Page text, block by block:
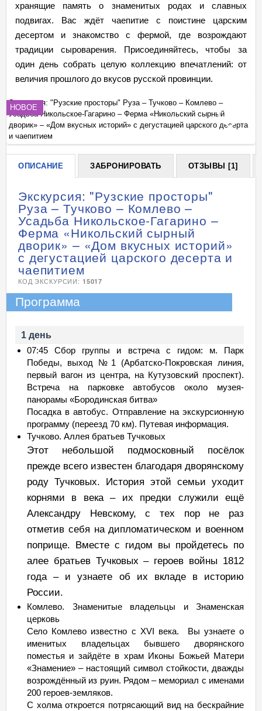
хранящие память о знаменитых родах и славных
подвигах. Вас ждёт чаепитие с поистине царским
десертом и знакомство с фермой, где возрождают
традиции сыроварения. Присоединяйтесь, чтобы за
один день собрать целую коллекцию впечатлений: от
величия прошлого до вкусов русской провинции.
НОВОЕ
Экскурсия: "Рузские просторы" Руза – Тучково – Комлево –
Усадьба Никольское-Гагарино – Ферма «Никольский сырный
дворик» – «Дом вкусных историй» с дегустацией царского десерта
и чаепитием
ОПИСАНИЕ ЗАБРОНИРОВАТЬ ОТЗЫВЫ [1]
Экскурсия: "Рузские просторы"
Руза – Тучково – Комлево –
Усадьба Никольское-Гагарино –
Ферма «Никольский сырный
дворик» – «Дом вкусных историй»
с дегустацией царского десерта и
чаепитием
КОД ЭКСКУРСИИ: 15017
Программа
1 день
07:45 Сбор группы и встреча с гидом: м. Парк
Победы, выход №1 (Арбатско-Покровская линия,
первый вагон из центра, на Кутузовский проспект).
Встреча на парковке автобусов около музея-
панорамы «Бородинская битва»
Посадка в автобус. Отправление на экскурсионную
программу (переезд 70 км). Путевая информация.
Тучково. Аллея братьев Тучковых
Этот небольшой подмосковный посёлок
прежде всего известен благодаря дворянскому
роду Тучковых. История этой семьи уходит
корнями в века – их предки служили ещё
Александру Невскому, с тех пор не раз
отметив себя на дипломатическом и военном
поприще. Вместе с гидом вы пройдетесь по
алее братьев Тучковых – героев войны 1812
года – и узнаете об их вкладе в историю
России.
Комлево. Знаменитые владельцы и Знаменская
церковь
Село Комлево известно с XVI века. Вы узнаете о
именитых владельцах бывшего дворянского
поместья и зайдёте в храм Иконы Божьей Матери
«Знамение» – настоящий символ стойкости, дважды
возрождённый из руин. Рядом – мемориал с именами
200 героев-земляков.
С холма откроется потрясающий вид на бескрайние